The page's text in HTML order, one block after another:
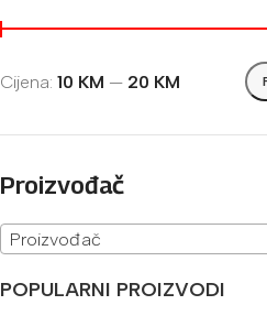
Jacuzzi
Cijena: 10 KM — 20 KM
Proizvođač
Proizvođač
POPULARNI PROIZVODI